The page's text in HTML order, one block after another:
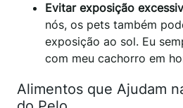
Evitar exposição
nós, os pets também
exposição ao sol. Eu
com meu cachorro em
Alimentos que Ajudam